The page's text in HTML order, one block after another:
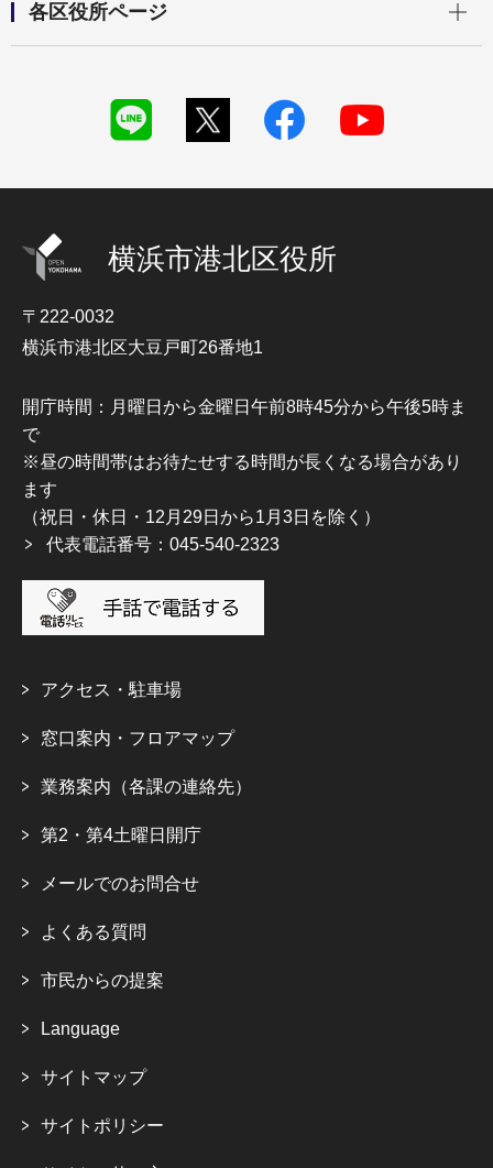
各区役所ページ
横浜市港北区役所
〒222-0032
横浜市港北区大豆戸町26番地1
開庁時間：月曜日から金曜日午前8時45分から午後5時ま
で
※昼の時間帯はお待たせする時間が長くなる場合があり
ます
（祝日・休日・12月29日から1月3日を除く）
代表電話番号：045-540-2323
アクセス・駐車場
窓口案内・フロアマップ
業務案内（各課の連絡先）
第2・第4土曜日開庁
メールでのお問合せ
よくある質問
市民からの提案
Language
サイトマップ
サイトポリシー